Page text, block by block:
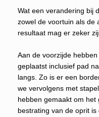
Wat een verandering bij
zowel de voortuin als de
resultaat mag er zeker
Aan de voorzijde
geplaatst inclusief pad
langs. Zo is er een
we vervolgens met
hebben gemaakt om het
bestrating van de oprit